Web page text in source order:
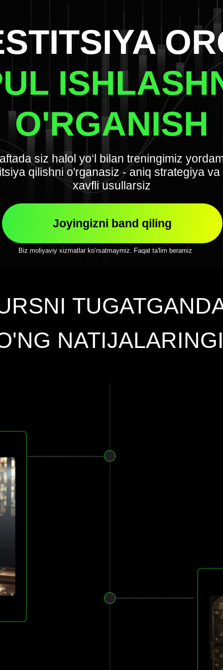
O'RGANISH
siz halol yo‘l bilan treningimiz
qilishni o'rganasiz - aniq strategiya va
xavfli usullarsiz
Joyingizni band qiling
Biz moliyaviy xizmatlar ko‘rsatmaymiz. Faqat ta'lim beramiz